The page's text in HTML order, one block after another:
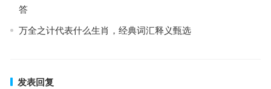
答
万全之计代表什么生肖，经典词汇释义甄选
发表回复